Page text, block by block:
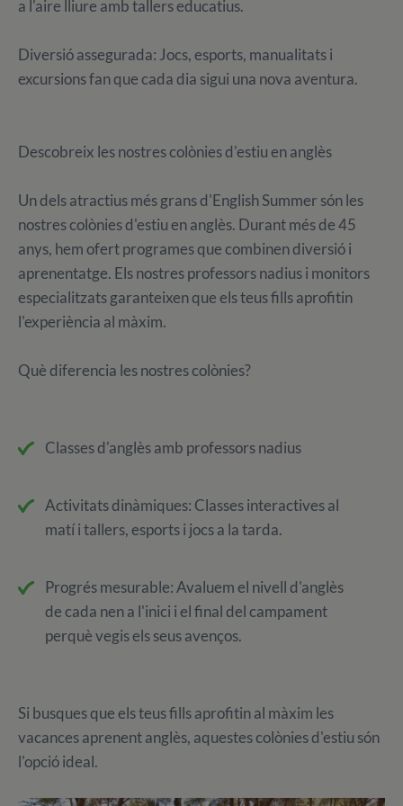
a l'aire lliure amb tallers educatius.
Diversió assegurada: Jocs, esports, manualitats i
excursions fan que cada dia sigui una nova aventura.
Descobreix les nostres colònies d'estiu en anglès
Un dels atractius més grans d'English Summer són les
nostres colònies d'estiu en anglès. Durant més de 45
anys, hem ofert programes que combinen diversió i
aprenentatge. Els nostres professors nadius i monitors
especialitzats garanteixen que els teus fills aprofitin
l'experiència al màxim.
Què diferencia les nostres colònies?
Classes d'anglès amb professors nadius
Activitats dinàmiques: Classes interactives al
matí i tallers, esports i jocs a la tarda.
Progrés mesurable: Avaluem el nivell d'anglès
de cada nen a l'inici i el final del campament
perquè vegis els seus avenços.
Si busques que els teus fills aprofitin al màxim les
vacances aprenent anglès, aquestes colònies d'estiu són
l'opció ideal.